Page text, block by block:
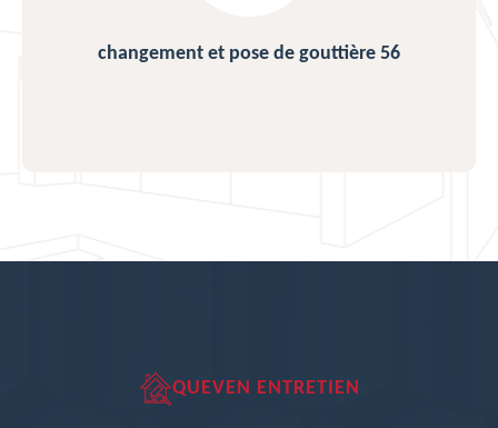
changement et pose de gouttière 56
QUEVEN ENTRETIEN